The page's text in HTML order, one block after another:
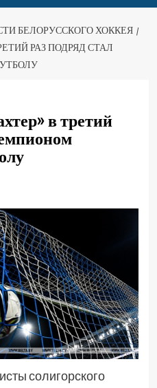
БЕЛОРУССКОГО ХОККЕЯ
РАЗ ПОДРЯД СТАЛ
в третий
солигорского